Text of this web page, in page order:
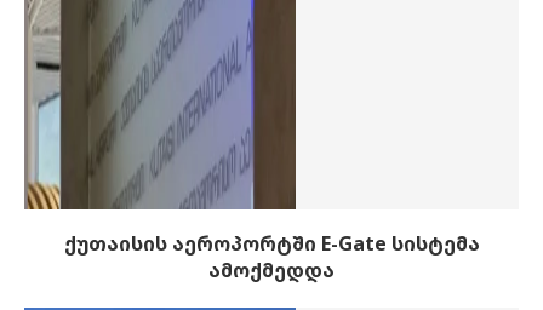
ქუთაისის აეროპორტში E-Gate სისტემა
ამოქმედდა